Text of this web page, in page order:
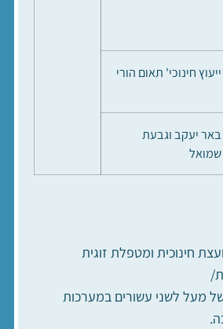
ייעוץ חינוכי' תאום הורי
באר יעקב וגבעת
שמואל
ואמא ל7 , יועצת חינוכית ומטפלת זוגית
מעל לשני עשורים במערכות